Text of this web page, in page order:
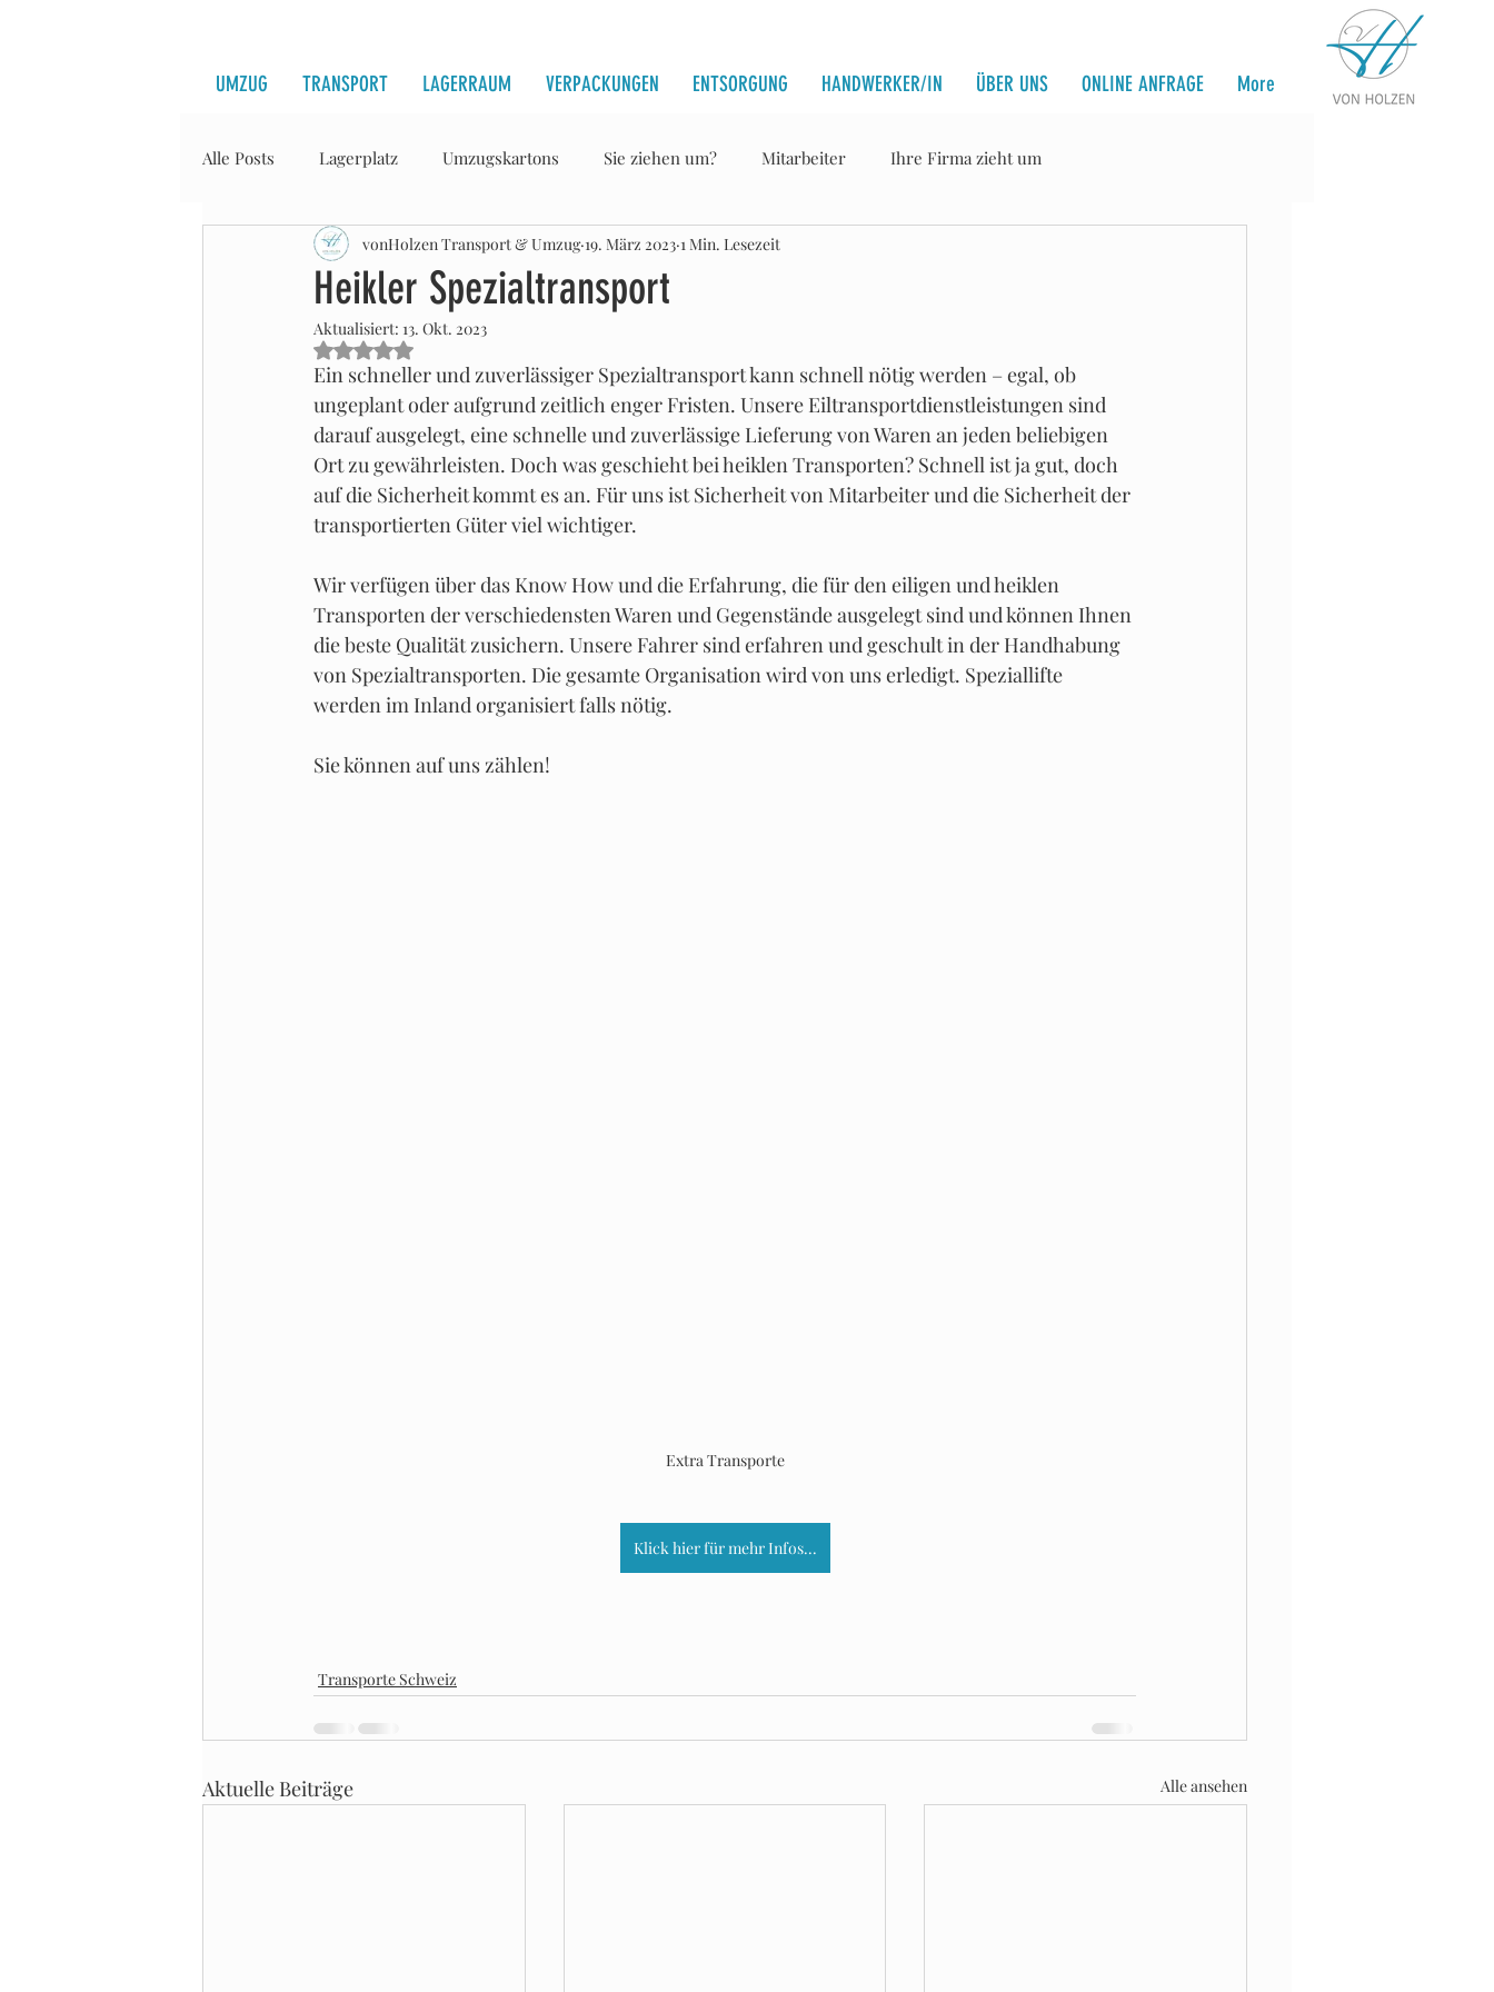
UMZUG TRANSPORT LAGERRAUM VERPACKUNGEN ENTSORGUNG HANDWERKER/IN ÜBER UNS ONLINE ANFRAGE More
Alle Posts Lagerplatz Umzugskartons Sie ziehen um? Mitarbeiter Ihre Firma zieht um
Räumung/Entsorgung Transporte Schweiz Neubau Renovationen
Circular Economy
Heikler Spezialtransport
vonHolzen Transport & Umzug 19. März 2023 1 Min. Lesezeit
Aktualisiert: 13. Okt. 2023
Mit NaN von 5 Sternen bewertet.
Ein schneller und zuverlässiger Spezialtransport kann schnell nötig werden – egal, ob
ungeplant oder aufgrund zeitlich enger Fristen. Unsere Eiltransportdienstleistungen sind
darauf ausgelegt, eine schnelle und zuverlässige Lieferung von Waren an jeden beliebigen
Ort zu gewährleisten. Doch was geschieht bei heiklen Transporten? Schnell ist ja gut, doch
auf die Sicherheit kommt es an. Für uns ist Sicherheit von Mitarbeiter und die Sicherheit der
transportierten Güter viel wichtiger.
Wir verfügen über das Know How und die Erfahrung, die für den eiligen und heiklen
Transporten der verschiedensten Waren und Gegenstände ausgelegt sind und können Ihnen
die beste Qualität zusichern. Unsere Fahrer sind erfahren und geschult in der Handhabung
von Spezialtransporten. Die gesamte Organisation wird von uns erledigt. Speziallifte
werden im Inland organisiert falls nötig.
Sie können auf uns zählen!
Extra Transporte
Klick hier für mehr Infos...
Transporte Schweiz
Aktuelle Beiträge Alle ansehen